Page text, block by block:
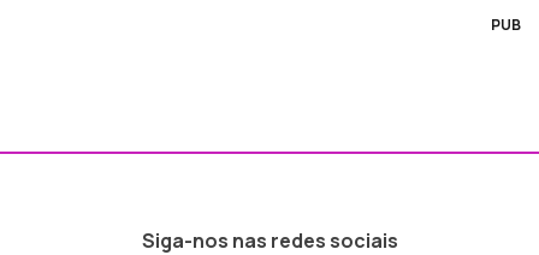
PUB
Siga-nos nas redes sociais